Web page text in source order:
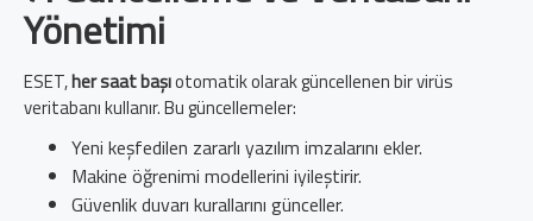
Yönetimi
ESET,her saat başıotomatik olarak güncellenen bir virüs
veritabanı kullanır. Bu güncellemeler:
Yeni keşfedilen zararlı yazılım imzalarını ekler.
Makine öğrenimi modellerini iyileştirir.
Güvenlik duvarı kurallarını günceller.